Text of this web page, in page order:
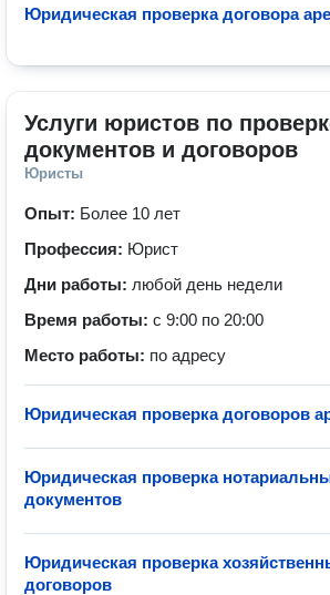
Юридическая проверка договора
Услуги юристов по
документов и договоров
Юристы
Опыт: Более 10 лет
Профессия: Юрист
Дни работы: любой день недели
Время работы: с 9:00 по 20:00
Место работы: по адресу
Юридическая проверка договоров
Юридическая проверка
документов
Юридическая проверка
договоров